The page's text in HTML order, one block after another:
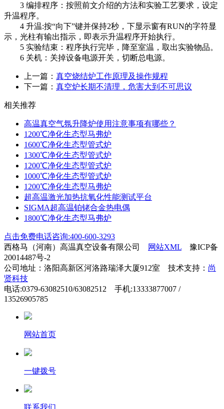
3 编排程序：按照前文介绍的方法和实验工艺要求，设定
升温程序。
4 升温:按“向下”键并保持2秒，下显示窗有RUN的字符显
示，光柱有输出指示，即表示升温程序开始执行。
5 实验结束：程序执行完毕，降至室温，取出实验物品。
6 关机：关掉设备电源开关，切断总电源。
上一篇： 真空烧结炉工作原理及操作规程
下一篇： 真空炉长期不清理，危害大到不可思议
相关推荐
高温真空气氛升降炉使用注意事项有哪些？
1200℃净化生态型马弗炉
1600℃净化生态型管式炉
1300℃净化生态型管式炉
1200℃净化生态型管式炉
1000℃净化生态型管式炉
1200℃净化生态型马弗炉
超高温激光加热抗氧化性能测试平台
SIGMA超高温铂铑合金热电偶
1800℃净化生态型马弗炉
点击免费电话咨询:400-600-3293
西格马（河南）高温真空设备有限公司
网站XML 豫ICP备
20014487号-2
公司地址：洛阳高新区河洛路瑞泽大厦912室 技术支持： 尚
贤科技
电话:0379-63082510/63082512 手机:13333877007 /
13526905785
网站首页
一键拨号